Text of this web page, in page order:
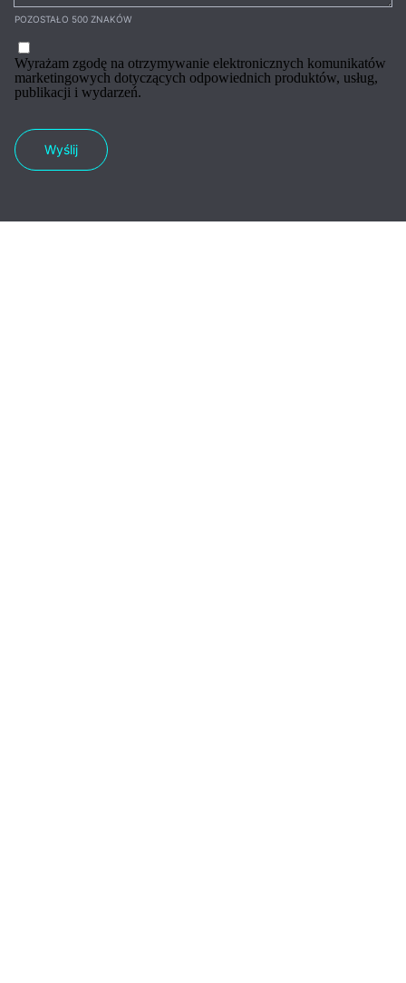
POZOSTAŁO 500 ZNAKÓW
Wyrażam zgodę na otrzymywanie elektronicznych komunikatów
marketingowych dotyczących odpowiednich produktów, usług,
publikacji i wydarzeń.
Wyślij